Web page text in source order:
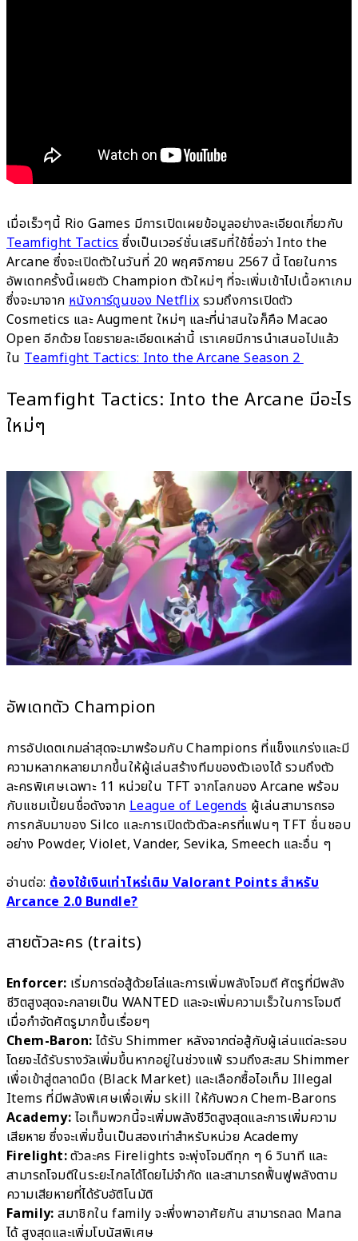
เมื่อเร็วๆนี้ Rio Games มีการเปิดเผยข้อมูลอย่างละเอียดเกี่ยวกับ
Teamfight Tacticsซึ่งเป็นเวอร์ชั่นเสริมที่ใช้ชื่อว่า Into the
Arcane ซึ่งจะเปิดตัวในวันที่ 20 พฤศจิกายน 2567 นี้ โดยในการ
อัพเดทครั้งนี้เผยตัว Champion ตัวใหม่ๆ ที่จะเพิ่มเข้าไปเนื้อหาเกม
ซึ่งจะมาจากหนังการ์ตูนของ Netflixรวมถึงการเปิดตัว
Cosmetics และ Augment ใหม่ๆ และที่น่าสนใจก็คือ Macao
Open อีกด้วย โดยรายละเอียดเหล่านี้ เราเคยมีการนำเสนอไปแล้ว
ในTeamfight Tactics: Into the Arcane Season 2
Teamfight Tactics: Into the Arcane มีอะไร
ใหม่ๆ
อัพเดทตัว Champion
การอัปเดตเกมล่าสุดจะมาพร้อมกับ Champions ที่แข็งแกร่งและมี
ความหลากหลายมากขึ้นให้ผู้เล่นสร้างทีมของตัวเองได้ รวมถึงตัว
ละครพิเศษเฉพาะ 11 หน่วยใน TFT จากโลกของ Arcane พร้อม
กับแชมเปี้ยนชื่อดังจากLeague of Legendsผู้เล่นสามารถรอ
การกลับมาของ Silco และการเปิดตัวตัวละครที่แฟนๆ TFT ชื่นชอบ
อย่าง Powder, Violet, Vander, Sevika, Smeech และอื่น ๆ
อ่านต่อ:ต้องใช้เงินเท่าไหร่เติม Valorant Points สำหรับ
Arcance 2.0 Bundle?
สายตัวละคร (traits)
Enforcer: เริ่มการต่อสู้ด้วยโล่และการเพิ่มพลังโจมตี ศัตรูที่มีพลัง
ชีวิตสูงสุดจะกลายเป็น WANTED และจะเพิ่มความเร็วในการโจมตี
เมื่อกำจัดศัตรูมากขึ้นเรื่อยๆ
Chem-Baron: ได้รับ Shimmer หลังจากต่อสู้กับผู้เล่นแต่ละรอบ
โดยจะได้รับรางวัลเพิ่มขึ้นหากอยู่ในช่วงแพ้ รวมถึงสะสม Shimmer
เพื่อเข้าสู่ตลาดมืด (Black Market) และเลือกซื้อไอเท็ม Illegal
Items ที่มีพลังพิเศษเพื่อเพิ่ม skill ให้กับพวก Chem-Barons
Academy: ไอเท็มพวกนี้จะเพิ่มพลังชีวิตสูงสุดและการเพิ่มความ
เสียหาย ซึ่งจะเพิ่มขึ้นเป็นสองเท่าสำหรับหน่วย Academy
Firelight:ตัวละคร Firelights จะพุ่งโจมตีทุก ๆ 6 วินาที และ
สามารถโจมตีในระยะไกลได้โดยไม่จำกัด และสามารถฟื้นฟูพลังตาม
ความเสียหายที่ได้รับอัติโนมัติ
Family: สมาชิกใน family จะพึ่งพาอาศัยกัน สามารถลด Mana
ได้ สูงสุดและเพิ่มโบนัสพิเศษ